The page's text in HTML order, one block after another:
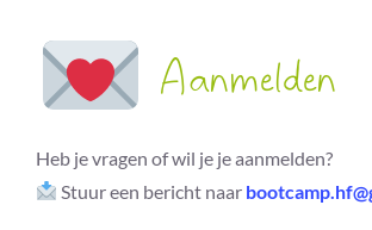
Aanmelden
Heb je vragen of wil je je aanmelden?
Stuur een bericht naar